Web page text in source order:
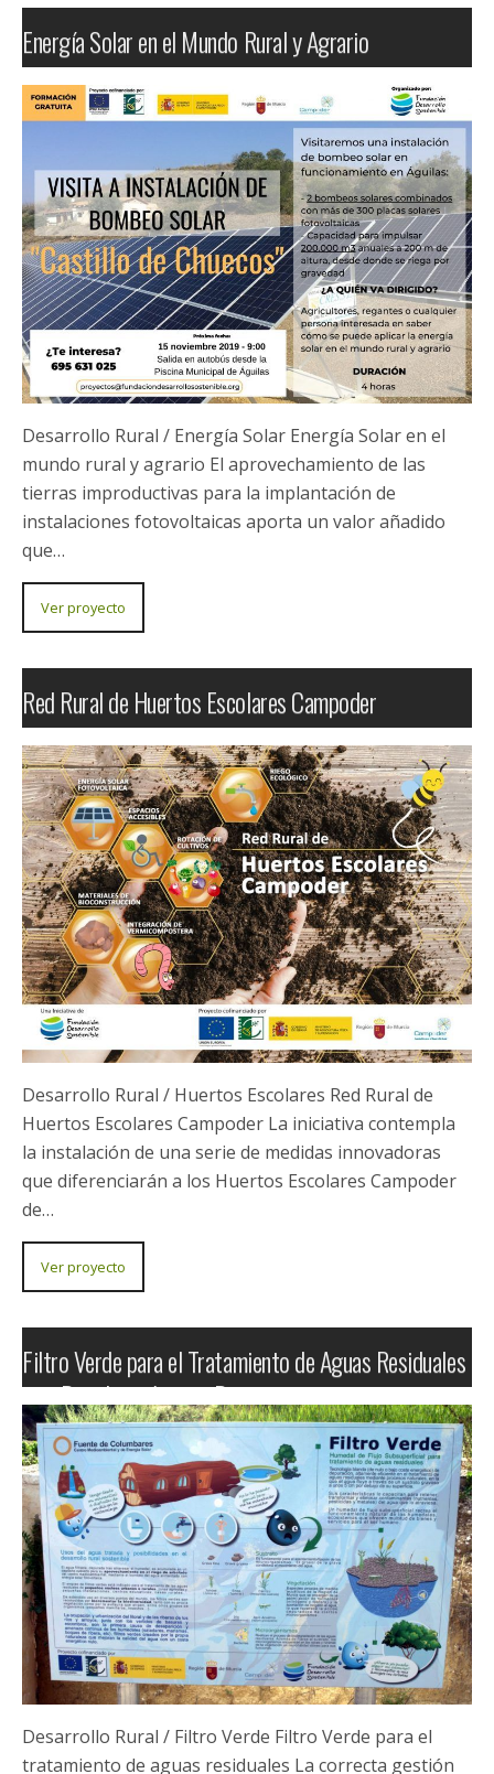
Ver proyecto
Formación Práctica en Huertos Ecológicos
Desarrollo Rural / Formación Práctica en Huertos
Ver proyecto
Energía Solar en el Mundo Rural y Agrario
Desarrollo Rural / Energía Solar Energía Solar en el
mundo rural y agrario El aprovechamiento de las
tierras improductivas para la implantación de
instalaciones fotovoltaicas aporta un valor añadido
que…
Ver proyecto
Red Rural de Huertos Escolares Campoder